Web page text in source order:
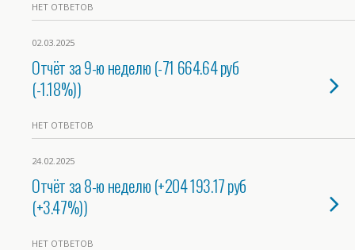
НЕТ ОТВЕТОВ
02.03.2025
Отчёт за 9-ю неделю (-71 664.64 руб
(-1.18%))
НЕТ ОТВЕТОВ
24.02.2025
Отчёт за 8-ю неделю (+204 193.17 руб
(+3.47%))
НЕТ ОТВЕТОВ